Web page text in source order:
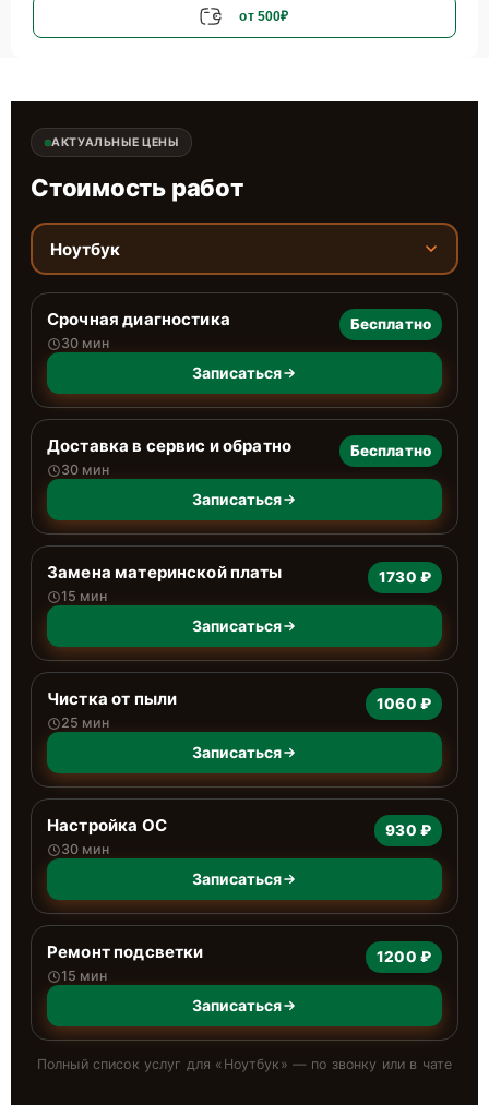
от 500₽
АКТУАЛЬНЫЕ ЦЕНЫ
Стоимость работ
Ноутбук
Срочная диагностика
30 мин
Бесплатно
Записаться
Доставка в сервис и обратно
30 мин
Бесплатно
Записаться
Замена материнской платы
15 мин
1730 ₽
Записаться
Чистка от пыли
25 мин
1060 ₽
Записаться
Настройка ОС
30 мин
930 ₽
Записаться
Ремонт подсветки
15 мин
1200 ₽
Записаться
Полный список услуг для « Ноутбук » — по звонку или в чате